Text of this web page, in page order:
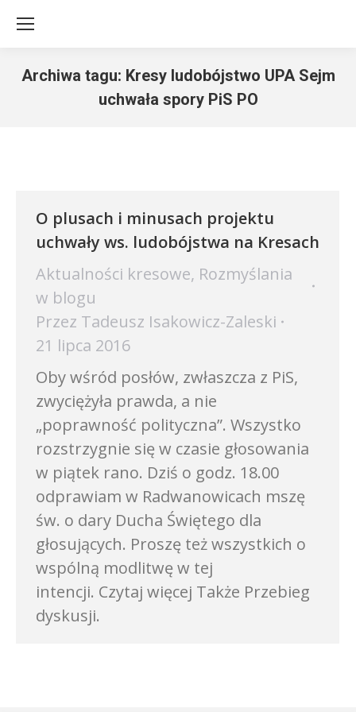
Archiwa tagu: Kresy ludobójstwo UPA Sejm
uchwała spory PiS PO
O plusach i minusach projektu
uchwały ws. ludobójstwa na Kresach
Aktualności kresowe, Rozmyślania
w blogu
Przez Tadeusz Isakowicz-Zaleski
21 lipca 2016
Oby wśród posłów, zwłaszcza z PiS,
zwyciężyła prawda, a nie
„poprawność polityczna”. Wszystko
rozstrzygnie się w czasie głosowania
w piątek rano. Dziś o godz. 18.00
odprawiam w Radwanowicach mszę
św. o dary Ducha Świętego dla
głosujących. Proszę też wszystkich o
wspólną modlitwę w tej
intencji. Czytaj więcej Także Przebieg
dyskusji.